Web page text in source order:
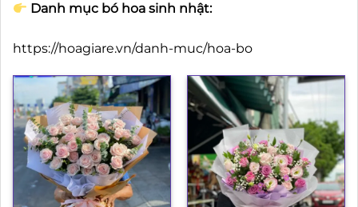
Danh mục bó hoa sinh nhật:
https://hoagiare.vn/danh-muc/hoa-bo